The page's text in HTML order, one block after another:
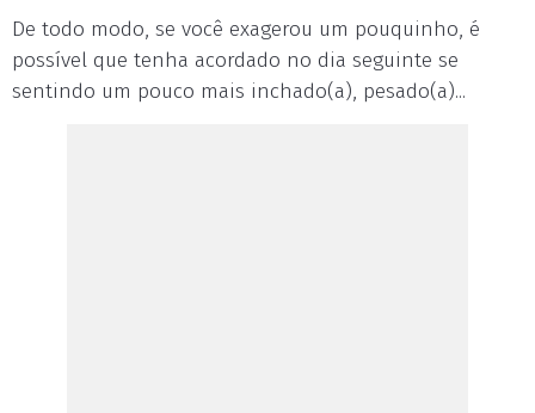
De todo modo, se você exagerou um pouquinho, é
possível que tenha acordado no dia seguinte se
sentindo um pouco mais inchado(a), pesado(a)...